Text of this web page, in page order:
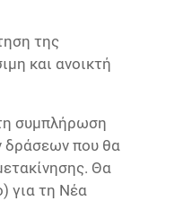
της
και ανοικτή
συμπλήρωση
δράσεων που θα
Θα
για τη Νέα